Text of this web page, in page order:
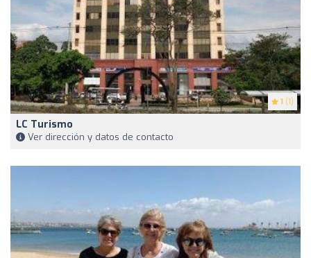
1 (1)
LC Turismo
Ver dirección y datos de contacto